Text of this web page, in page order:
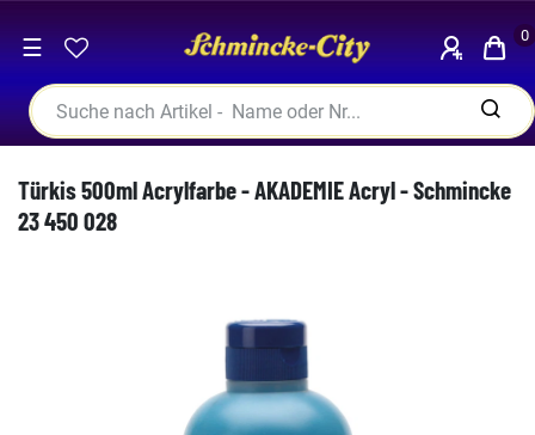
☰ 0
Türkis 500ml Acrylfarbe - AKADEMIE Acryl - Schmincke
23 450 028